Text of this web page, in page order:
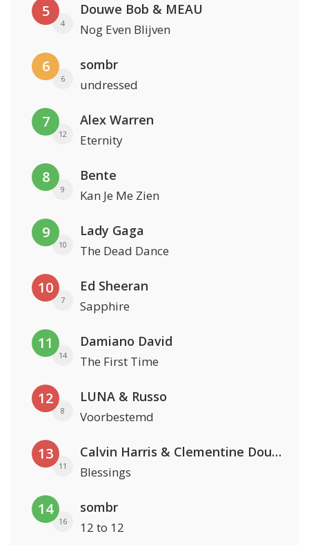
5
4
Douwe Bob & MEAU
Nog Even Blijven
6
6
sombr
undressed
7
12
Alex Warren
Eternity
8
9
Bente
Kan Je Me Zien
9
10
Lady Gaga
The Dead Dance
10
7
Ed Sheeran
Sapphire
11
14
Damiano David
The First Time
12
8
LUNA & Russo
Voorbestemd
13
11
Calvin Harris & Clementine Douglas
Blessings
14
16
sombr
12 to 12